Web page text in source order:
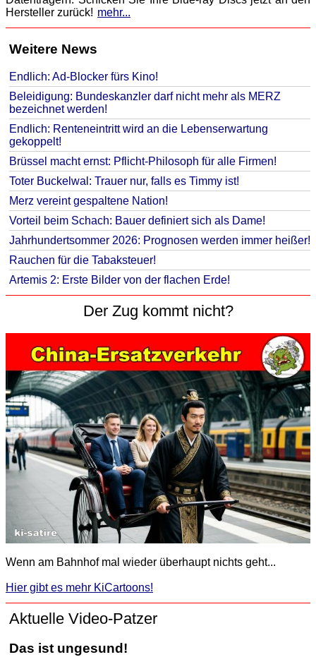
Hersteller zurück! mehr...
Weitere News
Endlich: Ad-Blocker fürs Kino!
Beleidigung: Bundeskanzler darf nicht mehr als MERZ
bezeichnet werden!
Endlich: Renteneintritt wird an die Lebenserwartung
gekoppelt!
Brüssel macht ernst: Pflicht-Philosoph für alle Firmen!
Toter Buckelwal: Trauer nur, falls es Timmy ist!
Merz vereint gespaltene Nation!
Vorteil beim Schach: Bauer definiert sich als Dame!
Jahrhundertsommer 2026: Prognosen werden immer heißer!
Rauchen für die Tabaksteuer!
Artemis 2: Erste Bilder von der flachen Erde!
Der Zug kommt nicht?
Wenn am Bahnhof mal wieder überhaupt nichts geht...
Hier gibt es mehr KiCartoons!
Aktuelle Video-Patzer
Das ist ungesund!